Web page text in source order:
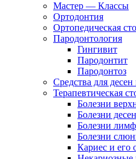
Мастер — Классы
Ортодонтия
Ортопедическая
Пародонтология
Гингивит
Пародонтит
Пародонтоз
Средства для десен
Терапевтическая
Болезни
Болезни десен
Болезни
Болезни
Кариес и его